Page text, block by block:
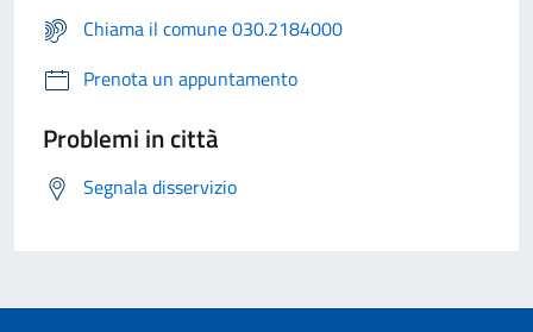
Chiama il comune 030.2184000
Prenota un appuntamento
Problemi in città
Segnala disservizio